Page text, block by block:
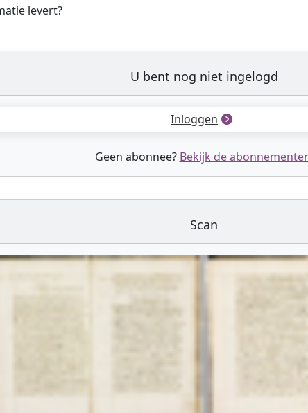
levert?
U bent nog niet ingelogd
Inloggen
Geen abonnee? Bekijk de
Scan